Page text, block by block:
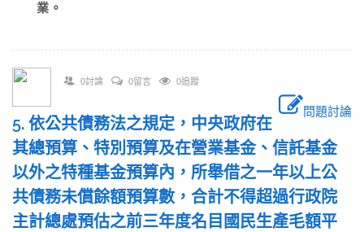
業。
0討論 0留言 0追蹤
問題討論
5. 依公共債務法之規定，中央政府在
其總預算、特別預算及在營業基金、信託基金
以外之特種基金預算內，所舉借之一年以上公
共債務未償餘額預算數，合計不得超過行政院
主計總處預估之前三年度名目國民生產毛額平